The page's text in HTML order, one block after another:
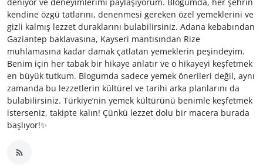
kendine özgü tatlarını, denenmesi gereken özel yemeklerini ve
gizli kalmış lezzet duraklarını bulabilirsiniz. Adana kebabından
Gaziantep baklavasına, Kayseri mantısından Rize
muhlamasına kadar damak çatlatan yemeklerin peşindeyim.
Benim için her tabak bir hikaye anlatır ve o hikayeyi keşfetmek
en büyük tutkum. Blogumda sadece yemek önerileri değil, aynı
zamanda bu lezzetlerin kültürel ve tarihi arka planlarını da
bulabilirsiniz. Türkiye’nin yemek kültürünü benimle keşfetmek
isterseniz, takipte kalın! Çünkü lezzet dolu bir macera burada
başlıyor!✨